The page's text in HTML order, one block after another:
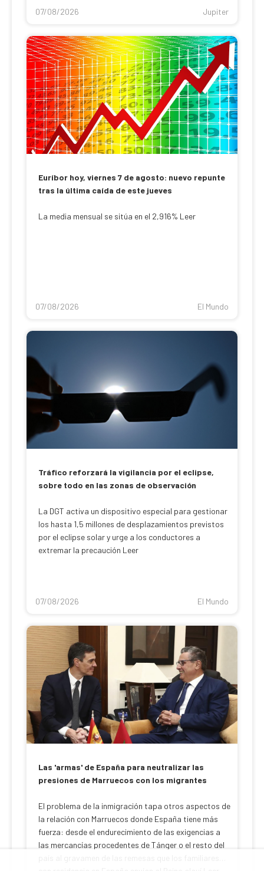
07/08/2026 Jupiter
Euríbor hoy, viernes 7 de agosto: nuevo repunte
tras la última caída de este jueves
La media mensual se sitúa en el 2,916% Leer
07/08/2026 El Mundo
Tráfico reforzará la vigilancia por el eclipse,
sobre todo en las zonas de observación
La DGT activa un dispositivo especial para gestionar
los hasta 1,5 millones de desplazamientos previstos
por el eclipse solar y urge a los conductores a
extremar la precaución Leer
07/08/2026 El Mundo
Las 'armas' de España para neutralizar las
presiones de Marruecos con los migrantes
El problema de la inmigración tapa otros aspectos de
la relación con Marruecos donde España tiene más
fuerza: desde el endurecimiento de las exigencias a
las mercancías procedentes de Tánger o el resto del